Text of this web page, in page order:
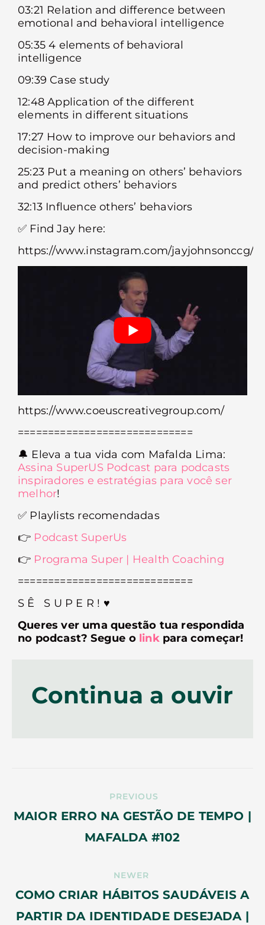
03:21 Relation and difference between
emotional and behavioral intelligence
05:35 4 elements of behavioral
intelligence
09:39 Case study
12:48 Application of the different
elements in different situations
17:27 How to improve our behaviors and
decision-making
25:23 Put a meaning on others’ behaviors
and predict others’ behaviors
32:13 Influence others’ behaviors
✅ Find Jay here:
https://www.instagram.com/jayjohnsonccg/
https://www.coeuscreativegroup.com/
=============================
🔔 Eleva a tua vida com Mafalda Lima:
Assina SuperUS Podcast para podcasts
inspiradores e estratégias para você ser
melhor!
✅ Playlists recomendadas
👉 Podcast SuperUs
👉 Programa Super | Health Coaching
=============================
S Ê S U P E R ! ♥︎
Queres ver uma questão tua respondida
no podcast? Segue olinkpara começar!
Continua a ouvir
PREVIOUS
MAIOR ERRO NA GESTÃO DE TEMPO |
MAFALDA #102
NEWER
COMO CRIAR HÁBITOS SAUDÁVEIS A
PARTIR DA IDENTIDADE DESEJADA |